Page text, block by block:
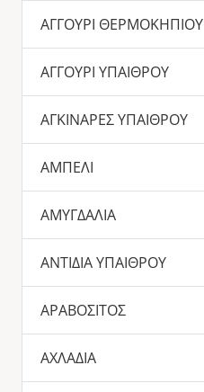
ΑΓΓΟΥΡΙ ΘΕΡΜΟΚΗΠΙΟΥ
ΑΓΓΟΥΡΙ ΥΠΑΙΘΡΟΥ
ΑΓΚΙΝΑΡΕΣ ΥΠΑΙΘΡΟΥ
ΑΜΠΕΛΙ
ΑΜΥΓΔΑΛΙΑ
ΑΝΤΙΔΙΑ ΥΠΑΙΘΡΟΥ
ΑΡΑΒΟΣΙΤΟΣ
ΑΧΛΑΔΙΑ